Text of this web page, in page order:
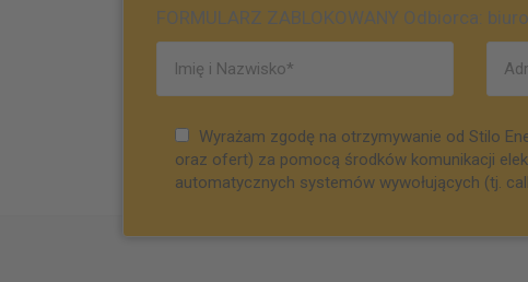
FORMULARZ ZABLOKOWANY Odbiorca:
Wyrażam zgodę na otrzymywanie od Stilo
oraz ofert) za pomocą środków komunikacji
automatycznych systemów wywołujących (tj.